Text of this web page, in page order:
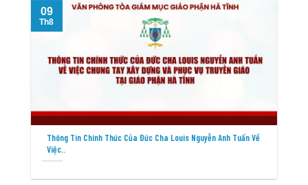
Thông Tin Chính Thức Của Đức Cha Louis Nguyễn Anh Tuấn Về
Việc..
09
Th8